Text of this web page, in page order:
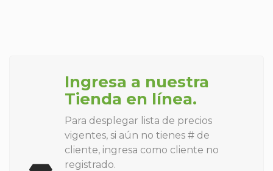
Ingresa a nuestra
Tienda en línea.
Para desplegar lista de precios
vigentes, si aún no tienes # de
cliente, ingresa como cliente no
registrado.